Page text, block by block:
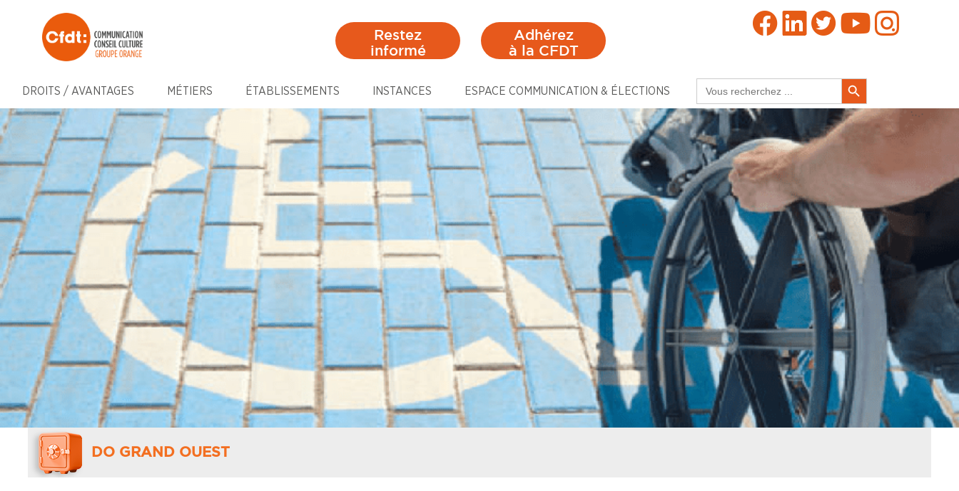
Restez
informé
Adhérez
à la CFDT
DROITS / AVANTAGES MÉTIERS ÉTABLISSEMENTS INSTANCES ESPACE COMMUNICATION & ÉLECTIONS
for:
Search Button
DO GRAND OUEST